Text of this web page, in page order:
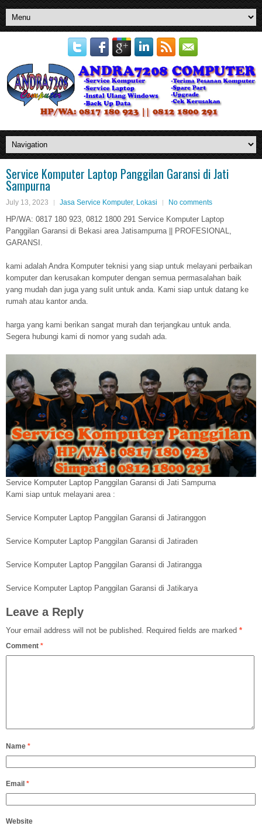
Service Komputer Laptop Panggilan Garansi di Jati
Sampurna
July 13, 2023 Jasa Service Komputer, Lokasi No comments
HP/WA: 0817 180 923, 0812 1800 291 Service Komputer Laptop
Panggilan Garansi di Bekasi area Jatisampurna || PROFESIONAL,
GARANSI.
kami adalah Andra Komputer teknisi yang siap untuk melayani perbaikan
komputer dan kerusakan komputer dengan semua permasalahan baik
yang mudah dan juga yang sulit untuk anda. Kami siap untuk datang ke
rumah atau kantor anda.
harga yang kami berikan sangat murah dan terjangkau untuk anda.
Segera hubungi kami di nomor yang sudah ada.
Service Komputer Laptop Panggilan Garansi di Jati Sampurna
Kami siap untuk melayani area :
Service Komputer Laptop Panggilan Garansi di Jatiranggon
Service Komputer Laptop Panggilan Garansi di Jatiraden
Service Komputer Laptop Panggilan Garansi di Jatirangga
Service Komputer Laptop Panggilan Garansi di Jatikarya
Leave a Reply
Your email address will not be published. Required fields are marked *
Comment *
Name *
Email *
Website